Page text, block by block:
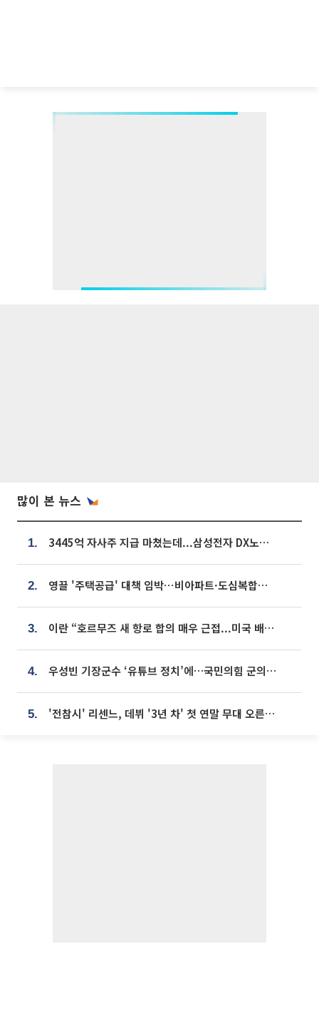
많이 본 뉴스
1. 3445억 자사주 지급 마쳤는데...삼성전자 DX노조, 뒤늦은 '떼쓰기 집회'
2. 영끌 '주택공급' 대책 임박⋯비아파트·도심복합까지 총동원
3. 이란 “호르무즈 새 항로 합의 매우 근접...미국 배상 먼저”
4. 우성빈 기장군수 ‘유튜브 정치’에…국민의힘 군의원들 집단 반발
5. '전참시' 리센느, 데뷔 '3년 차' 첫 연말 무대 오른다⋯"그동안 섭외 안 와"